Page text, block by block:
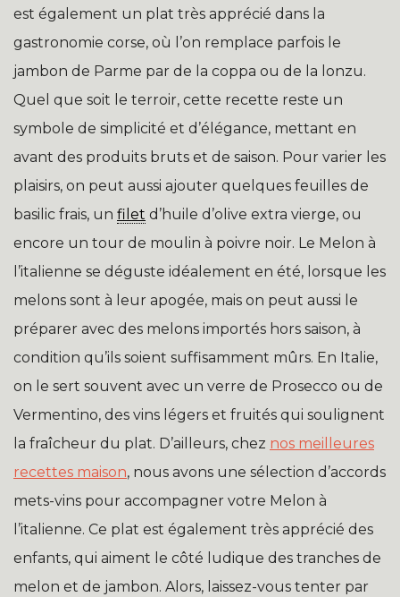
est également un plat très apprécié dans la
gastronomie corse, où l’on remplace parfois le
jambon de Parme par de la coppa ou de la lonzu.
Quel que soit le terroir, cette recette reste un
symbole de simplicité et d’élégance, mettant en
avant des produits bruts et de saison. Pour varier les
plaisirs, on peut aussi ajouter quelques feuilles de
basilic frais, un filet d’huile d’olive extra vierge, ou
encore un tour de moulin à poivre noir. Le Melon à
l’italienne se déguste idéalement en été, lorsque les
melons sont à leur apogée, mais on peut aussi le
préparer avec des melons importés hors saison, à
condition qu’ils soient suffisamment mûrs. En Italie,
on le sert souvent avec un verre de Prosecco ou de
Vermentino, des vins légers et fruités qui soulignent
la fraîcheur du plat. D’ailleurs, chez nos meilleures
recettes maison, nous avons une sélection d’accords
mets-vins pour accompagner votre Melon à
l’italienne. Ce plat est également très apprécié des
enfants, qui aiment le côté ludique des tranches de
melon et de jambon. Alors, laissez-vous tenter par